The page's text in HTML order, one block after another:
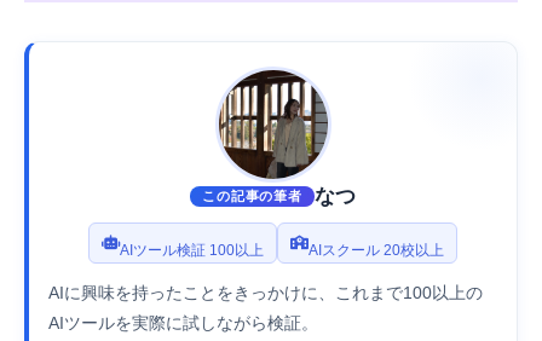
この記事の筆者 なつ
AIツール検証 100以上 AIスクール 20校以上
AIに興味を持ったことをきっかけに、これまで100以上の
AIツールを実際に試しながら検証。